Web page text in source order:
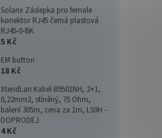
Solarix Záslepka pro female
konektor RJ45 černá plastová
RJ45-0-BK
5 Kč
EM button
18 Kč
XtendLan Kabel B9501NH, 2+1,
0,22mm2, stíněný, 75 Ohm,
balení 305m, cena za 1m, LS0H -
DOPRODEJ
4 Kč